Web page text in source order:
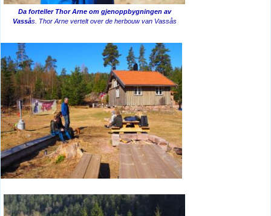
Da forteller Thor Arne om gjenoppbygningen av
Vassås. Thor Arne vertelt over de herbouw van Vassås